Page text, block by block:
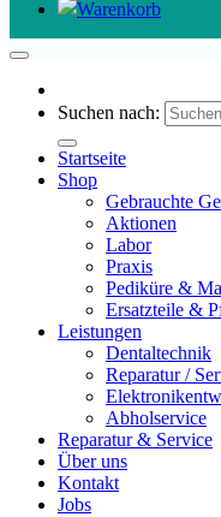
Suchen nach:
Startseite
Shop
Gebrauchte
Aktionen
Labor
Praxis
Pediküre &
Ersatzteile &
Leistungen
Dentaltechnik
Reparatur /
Abholservice
Reparatur & Service
Über uns
Kontakt
Jobs